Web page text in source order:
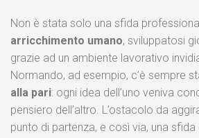
Non è stata solo una sfida
arricchimento umano, sviluppatosi
grazie ad un ambiente lavorativo
Normando, ad esempio, c’è sempre
alla pari: ogni idea dell’uno veniva
pensiero dell’altro. L’ostacolo da
punto di partenza, e così via, una sfida